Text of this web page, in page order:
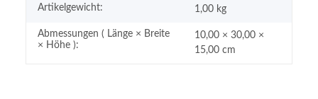
Artikelgewicht: 1,00 kg
Abmessungen ( Länge × Breite
× Höhe ):
10,00 × 30,00 ×
15,00 cm